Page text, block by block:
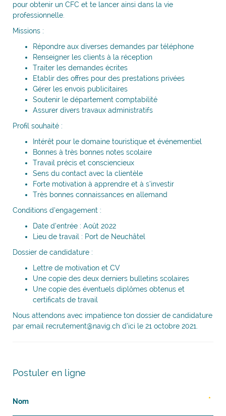
pour obtenir un CFC et te lancer ainsi dans la vie
professionnelle.
Missions :
Répondre aux diverses demandes par téléphone
Renseigner les clients à la réception
Traiter les demandes écrites
Etablir des offres pour des prestations privées
Gérer les envois publicitaires
Soutenir le département comptabilité
Assurer divers travaux administratifs
Profil souhaité :
Intérêt pour le domaine touristique et événementiel
Bonnes à très bonnes notes scolaire
Travail précis et consciencieux
Sens du contact avec la clientèle
Forte motivation à apprendre et à s’investir
Très bonnes connaissances en allemand
Conditions d’engagement :
Date d’entrée : Août 2022
Lieu de travail : Port de Neuchâtel
Dossier de candidature :
Lettre de motivation et CV
Une copie des deux derniers bulletins scolaires
Une copie des éventuels diplômes obtenus et
certificats de travail
Nous attendons avec impatience ton dossier de candidature
par email recrutement@navig.ch d’ici le 21 octobre 2021.
Postuler en ligne